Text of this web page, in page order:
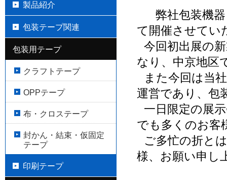
弊社包装機器
て開催させてい
今回初出展の
なり、中京地区
また今回は当
運営であり、包
一日限定の展
でも多くのお客
ご多忙の折と
様、お願い申し
製品紹介
包装テープ関連
包装用テープ
クラフトテープ
OPPテープ
布・クロステープ
封かん・結束・仮固定
テープ
印刷テープ